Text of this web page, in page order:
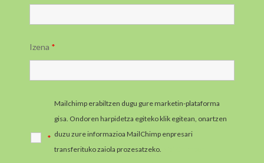
Izena *
*
Mailchimp erabiltzen dugu gure marketin-plataforma
gisa. Ondoren harpidetza egiteko klik egitean, onartzen
duzu zure informazioa MailChimp enpresari
transferituko zaiola prozesatzeko.